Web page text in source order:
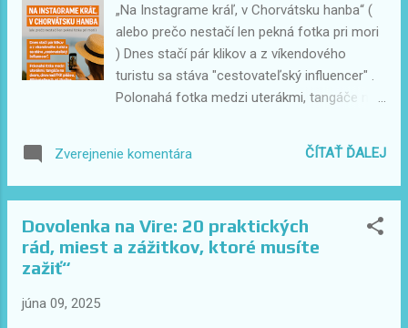
„Na Instagrame kráľ, v Chorvátsku hanba“ (
alebo prečo nestačí len pekná fotka pri mori
) Dnes stačí pár klikov a z víkendového
turistu sa stáva "cestovateľský influencer" .
Polonahá fotka medzi uterákmi, tangáče na
pri Plodine... a lajkmi sa to sype ako piesok z
uteráku. Ale zatiaľ čo sa na Instagrame hrá
dráma o pozornosť a algoritmus, mnohí
Pretože tí, čo tu trávia celé leto – alebo
dokonca z Chorvátska žijú – akosi stále
Zverejnenie komentára ČÍTAŤ ĎALEJ
Dovolenka na Vire: 20 praktických
rád, miest a zážitkov, ktoré musíte
zažiť“
júna 09, 2025